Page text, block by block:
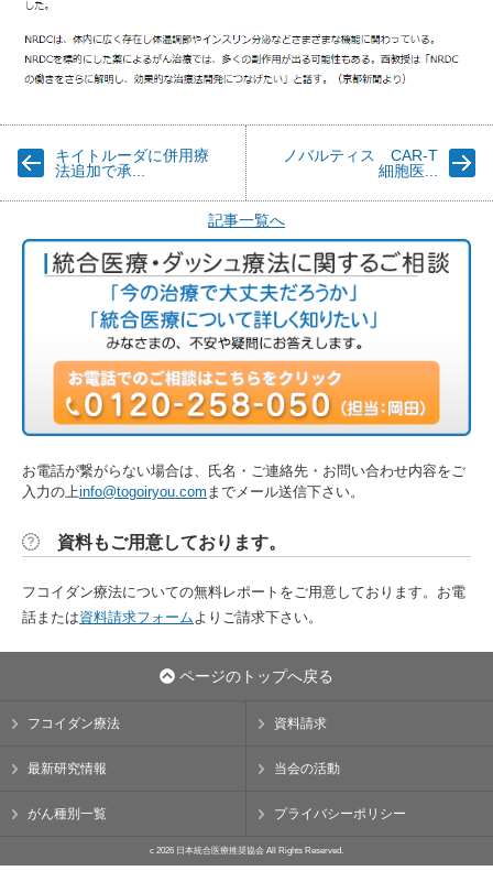
キイトルーダに併用療
法追加で承...
ノバルティス CAR-T
細胞医...
記事一覧へ
お電話が繋がらない場合は、氏名・ご連絡先・お問い合わせ内容をご
入力の上info@togoiryou.com までメール送信下さい。
資料もご用意しております。
フコイダン療法についての無料レポートをご用意しております。お電
話または資料請求フォームよりご請求下さい。
ページのトップへ戻る
フコイダン療法 資料請求
最新研究情報 当会の活動
がん種別一覧 プライバシーポリシー
c 2026 日本統合医療推奨協会 All Rights Reserved.